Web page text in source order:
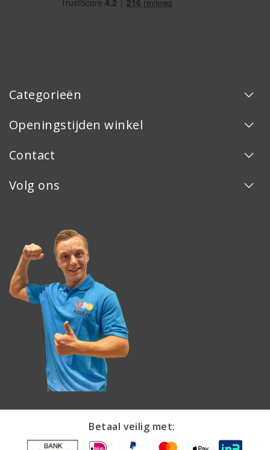
Categorieën
Openingstijden winkel
Contact
Volg ons
Betaal veilig met: